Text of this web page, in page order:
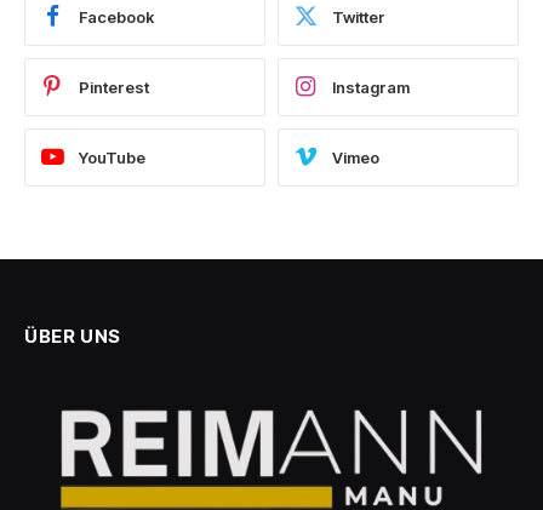
Facebook Twitter
Pinterest Instagram
YouTube Vimeo
ÜBER UNS